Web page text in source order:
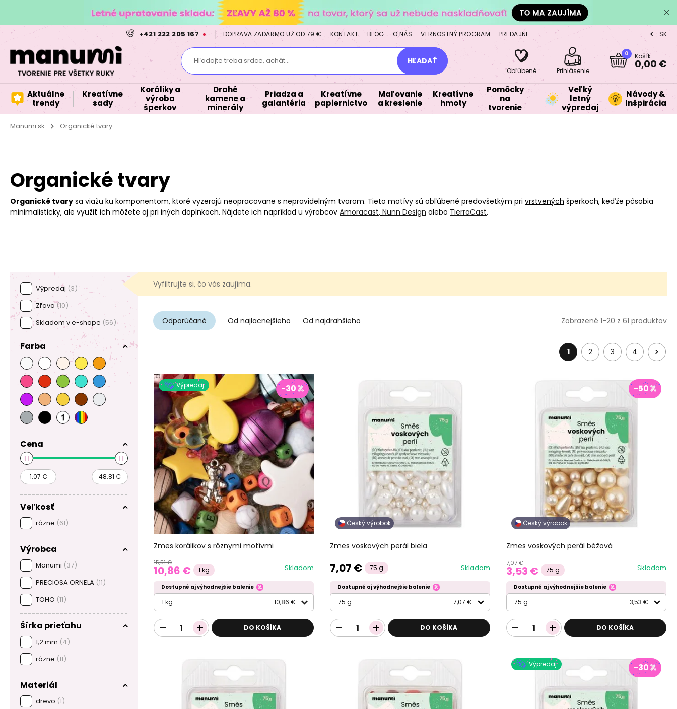
+421 222 205 167 DOPRAVA ZADARMO UŽ OD 79 € KONTAKT BLOG O NÁS VERNOSTNÝ PROGRAM PREDAJNE CZ
SK
Hľadajte treba srdce, achát... HĽADAŤ
Obľúbené Prihlásenie
0 Košík
0,00 €
Aktuálne
trendy
Kreatívne
sady
Koráliky a
výroba
šperkov
Drahé
kamene a
minerály
Priadza a
galantéria
Kreatívne
papiernictvo
Maľovanie
a kreslenie
Kreatívne
hmoty
Pomôcky
na
tvorenie
Veľký
letný
výpredaj
Návody &
Inšpirácia
Manumi.sk Organické tvary
Organické tvary
Organické tvary sa viažu ku komponentom, ktoré vyzerajú neopracovane s nepravidelným tvarom. Tieto motívy sú obľúbené predovšetkým pri vrstvených šperkoch, keďže pôsobia
minimalisticky, ale využiť ich môžete aj pri iných doplnkoch. Nájdete ich napríklad u výrobcov Amoracast, Nunn Design alebo TierraCast.
Výpredaj (3)
Zľava(10)
Skladom v e-shope (56)
Farba
Cena
Veľkosť
rôzne (61)
Výrobca
Manumi (37)
PRECIOSA ORNELA (11)
TOHO (11)
Šírka prieťahu
1,2 mm (4)
rôzne (11)
Materiál
drevo (1)
Vyfiltrujte si, čo vás zaujíma.
Odporúčané Od najlacnejšieho Od najdrahšieho Zobrazené 1-20 z 61 produktov
1 2 3 4
Výpredaj -30
Zmes korálikov s rôznymi motívmi
15,51 €
10,86 € 1 kg Skladom
Dostupné aj výhodnejšie balenie
1 kg 10,86 €
DO KOŠÍKA
Český výrobok
Zmes voskových perál biela
7,07 € 75 g Skladom
Dostupné aj výhodnejšie balenie
75 g 7,07 €
DO KOŠÍKA
Český výrobok
-50
Zmes voskových perál béžová
7,07 €
3,53 € 75 g Skladom
Dostupné aj výhodnejšie balenie
75 g 3,53 €
DO KOŠÍKA
Výpredaj -30